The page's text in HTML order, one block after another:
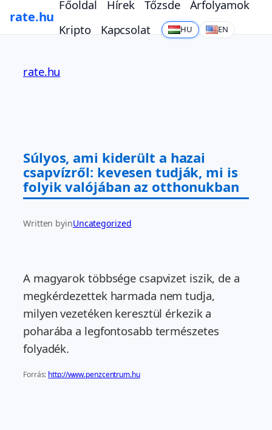
rate.hu
Főoldal Hírek Tőzsde
Árfolyamok
Kripto
Kapcsolat HU EN
tartalomhoz
rate.hu
Súlyos, ami kiderült a hazai
csapvízről: kevesen tudják, mi is
folyik valójában az otthonukban
Written byinUncategorized
A magyarok többsége csapvizet iszik, de a
megkérdezettek harmada nem tudja,
milyen vezetéken keresztül érkezik a
poharába a legfontosabb természetes
folyadék.
Forrás: http://www.penzcentrum.hu